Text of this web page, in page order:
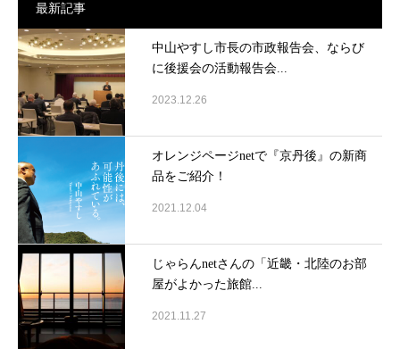
最新記事
中山やすし市長の市政報告会、ならび
に後援会の活動報告会...
2023.12.26
オレンジページnetで『京丹後』の新商
品をご紹介！
2021.12.04
じゃらんnetさんの「近畿・北陸のお部
屋がよかった旅館...
2021.11.27